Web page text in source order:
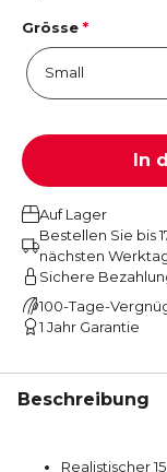
Grösse *
In
Auf Lager
Bestellen Sie bis
nächsten
Sichere
100-Tage-
1 Jahr Garantie
Beschreibung
Realistischer